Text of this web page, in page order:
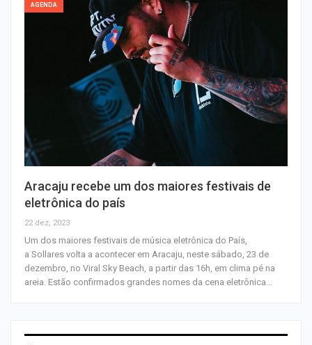
AGENDA
Aracaju recebe um dos maiores festivais de
eletrônica do país
22 dez, 2023
Um dos maiores festivais de música eletrônica do País,
a Sollares volta a acontecer em Aracaju, neste sábado, 23 de
dezembro, no Viral Sky Beach, a partir das 16h, em clima pé na
areia. Estão confirmados grandes nomes da cena eletrônica…